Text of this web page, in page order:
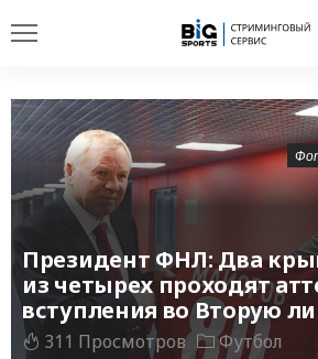
Президент ФНЛ: Два
из четырех проходят
вступления во Вторую
311 Просмотров Футбол